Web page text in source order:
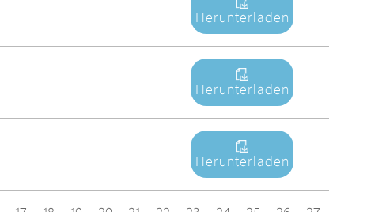
Herunterladen
Herunterladen
Herunterladen